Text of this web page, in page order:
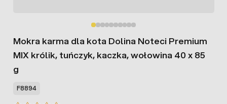
Mokra karma dla kota Dolina Noteci Premium
MIX królik, tuńczyk, kaczka, wołowina 40 x 85
g
F8894